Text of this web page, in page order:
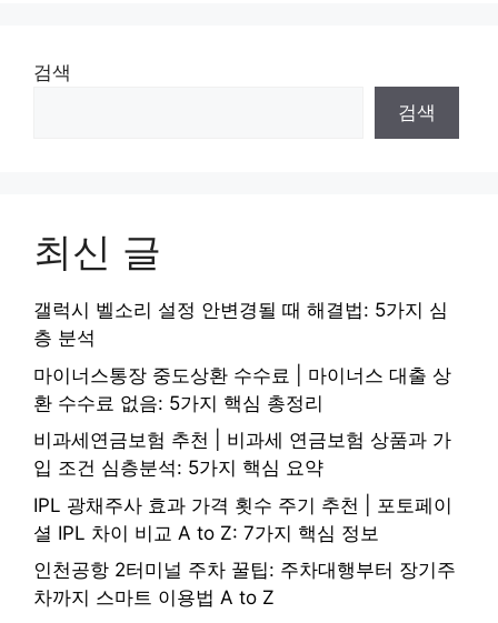
검색
검색
최신 글
갤럭시 벨소리 설정 안변경될 때 해결법: 5가지 심
층 분석
마이너스통장 중도상환 수수료 | 마이너스 대출 상
환 수수료 없음: 5가지 핵심 총정리
비과세연금보험 추천 | 비과세 연금보험 상품과 가
입 조건 심층분석: 5가지 핵심 요약
IPL 광채주사 효과 가격 횟수 주기 추천 | 포토페이
셜 IPL 차이 비교 A to Z: 7가지 핵심 정보
인천공항 2터미널 주차 꿀팁: 주차대행부터 장기주
차까지 스마트 이용법 A to Z